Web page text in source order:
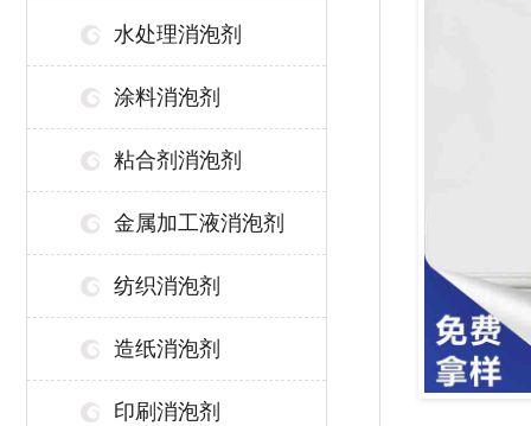
水处理消泡剂
涂料消泡剂
粘合剂消泡剂
金属加工液消泡剂
纺织消泡剂
造纸消泡剂
印刷消泡剂